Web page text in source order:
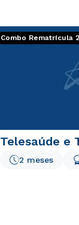
Combo Rematrícula
Telesaúde e
2 meses